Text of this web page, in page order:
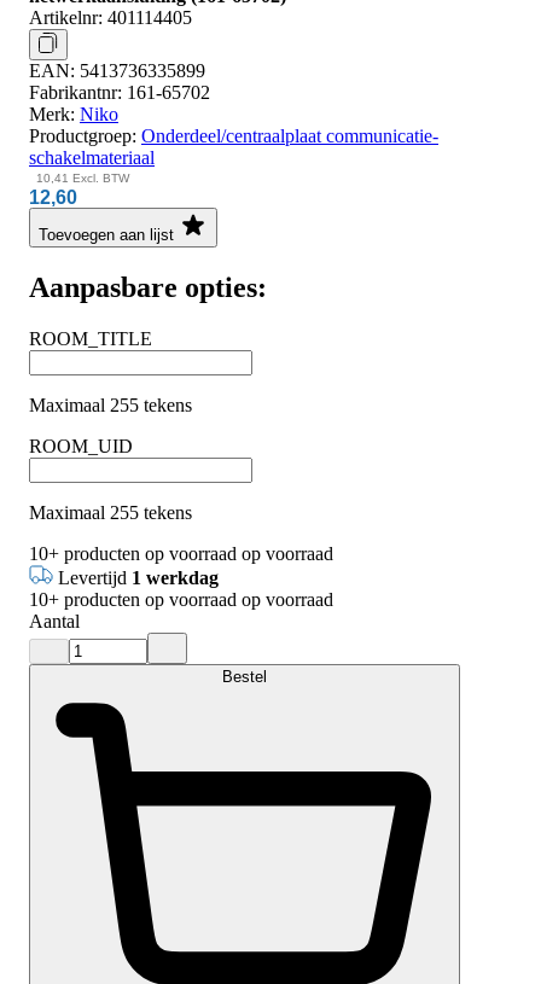
Artikelnr: 401114405
EAN: 5413736335899
Fabrikantnr: 161-65702
Merk: Niko
Productgroep: Onderdeel/centraalplaat communicatie-
schakelmateriaal
10,41 Excl. BTW
12,60
Toevoegen aan lijst
Aanpasbare opties:
ROOM_TITLE
Maximaal 255 tekens
ROOM_UID
Maximaal 255 tekens
10+ producten op voorraad op voorraad
Levertijd 1 werkdag
10+ producten op voorraad op voorraad
Aantal
Bestel